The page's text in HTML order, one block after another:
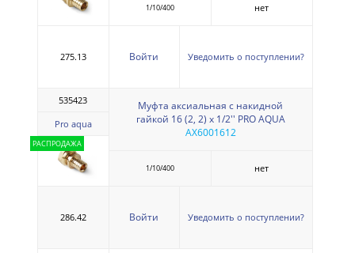
1/10/400 нет
275.13 Войти Уведомить о поступлении?
РАСПРОДАЖА
535423
Pro aqua
Муфта аксиальная с накидной
гайкой 16 (2, 2) х 1/2'' PRO AQUA
AX6001612
1/10/400 нет
286.42 Войти Уведомить о поступлении?